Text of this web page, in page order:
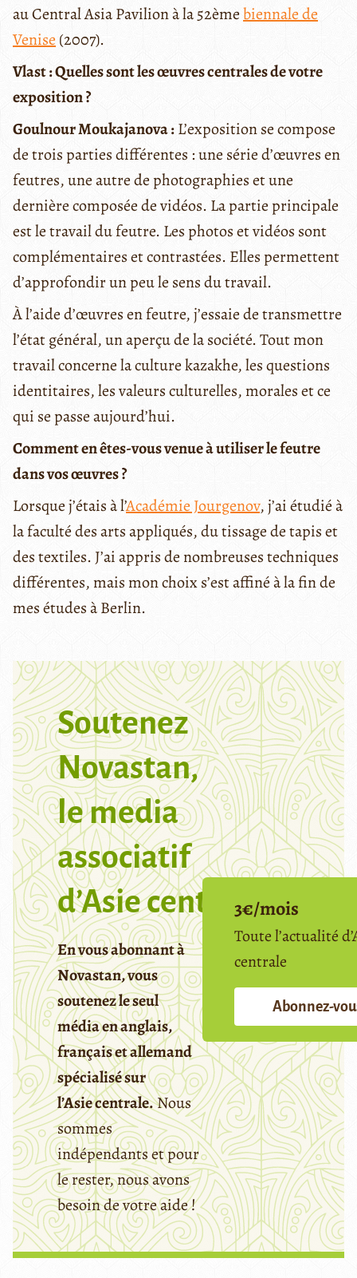
au Central Asia Pavilion à la 52èmebiennale de
Venise (2007).
Vlast : Quelles sont les œuvres centrales de votre
exposition ?
Goulnour Moukajanova :L’exposition se compose
de trois parties différentes : une série d’œuvres en
feutres, une autre de photographies et une
dernière composée de vidéos. La partie principale
est le travail du feutre. Les photos et vidéos sont
complémentaires et contrastées. Elles permettent
d’approfondir un peu le sens du travail.
À l’aide d’œuvres en feutre, j’essaie de transmettre
l’état général, un aperçu de la société. Tout mon
travail concerne la culture kazakhe, les questions
identitaires, les valeurs culturelles, morales et ce
qui se passe aujourd’hui.
Comment en êtes-vous venue à utiliser le feutre
dans vos œuvres ?
Lorsque j’étais à l’Académie Jourgenov, j’ai étudié à
la faculté des arts appliqués, du tissage de tapis et
des textiles. J’ai appris de nombreuses techniques
différentes, mais mon choix s’est affiné à la fin de
mes études à Berlin.
Soutenez
Novastan,
le media
associatif
d’Asie centrale
En vous abonnant à
Novastan, vous
soutenez le seul
média en anglais,
français et allemand
spécialisé sur
l’Asie centrale.Nous
sommes
indépendants et pour
le rester, nous avons
besoin de votre aide !
3€/mois
Toute l’actualité
centrale
Abonnez-